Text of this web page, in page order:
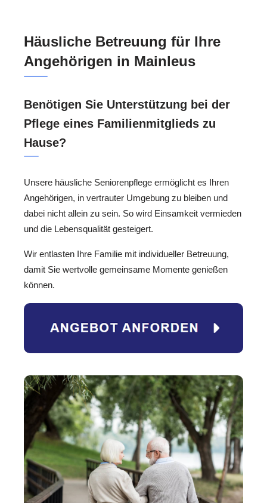
Häusliche Betreuung für Ihre
Angehörigen in Mainleus
Benötigen Sie Unterstützung bei der
Pflege eines Familienmitglieds zu
Hause?
Unsere häusliche Seniorenpflege ermöglicht es Ihren
Angehörigen, in vertrauter Umgebung zu bleiben und
dabei nicht allein zu sein. So wird Einsamkeit vermieden
und die Lebensqualität gesteigert.
Wir entlasten Ihre Familie mit individueller Betreuung,
damit Sie wertvolle gemeinsame Momente genießen
können.